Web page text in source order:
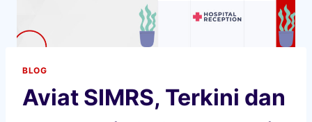
BLOG
Aviat SIMRS, Terkini dan